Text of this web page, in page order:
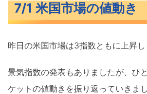
米主要3指数の値動き
S&P500ヒートマップ
セクター別パフォーマンス
S&P500チャート分析
7/1 米国市場の値動き
昨日の米国市場は3指数ともに上昇し
景気指数の発表もありましたが、ひ
ケットの値動きを振り返っていきまし